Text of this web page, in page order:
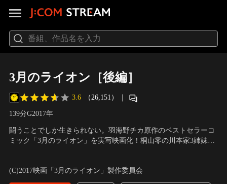
3月のライオン［後編］
3.6 （26,151） ｜
139分G2017年
闘うことでしか生きられない。羽海野チカ原作のベストセラーコ
ミック「3月のライオン」を実写映画化！桐山零の川本家3姉妹と
ければ大切な人たちは守れない--。
(C)2017映画「3月のライオン」製作委員会